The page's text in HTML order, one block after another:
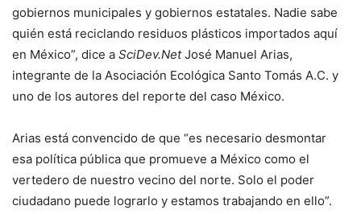
gobiernos municipales y gobiernos estatales. Nadie sabe
quién está reciclando residuos plásticos importados aquí
en México”, dice a SciDev.NetJosé Manuel Arias,
integrante de la Asociación Ecológica Santo Tomás A.C. y
uno de los autores del reporte del caso México.
Arias está convencido de que “es necesario desmontar
esa política pública que promueve a México como el
vertedero de nuestro vecino del norte. Solo el poder
ciudadano puede lograrlo y estamos trabajando en ello”.